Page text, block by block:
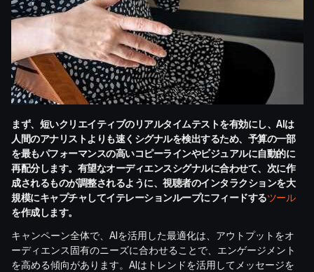
まず、短いクリエイティブのリアルタイムテストを有効にし、AIは
人間のアナリストよりも速くシグナルを検出するため、予算の一部
を最もパフォーマンスの高いコピーラインやビジュアルに自動的に
再配分します。有望なオーディエンスシグナルに合わせて、次に作
成されるものが調整されるように、視聴者のインタラクションを大
規模にキャプチャしてイテレーションループにフィードするツール
を作成します。
キャンペーン全体で、AIを活用した最適化は、アウトプットをオ
ーディエンス固有のニーズに合わせることで、エンゲージメント
を高める傾向があります。AIはトレンドを活用してメッセージを